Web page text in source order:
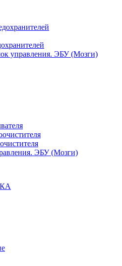
управления. ЭБУ (Мозги)
ЭБУ (Мозги)